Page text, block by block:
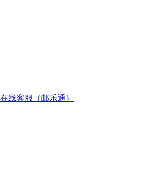
在线客服（邮乐通）